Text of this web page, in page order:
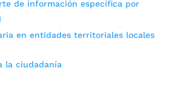
de información específica por
en entidades territoriales locales
la ciudadanía
audios: Laura Pineda
Programa Habitante de Calle /
de calle en proceso de
de brindarles […]